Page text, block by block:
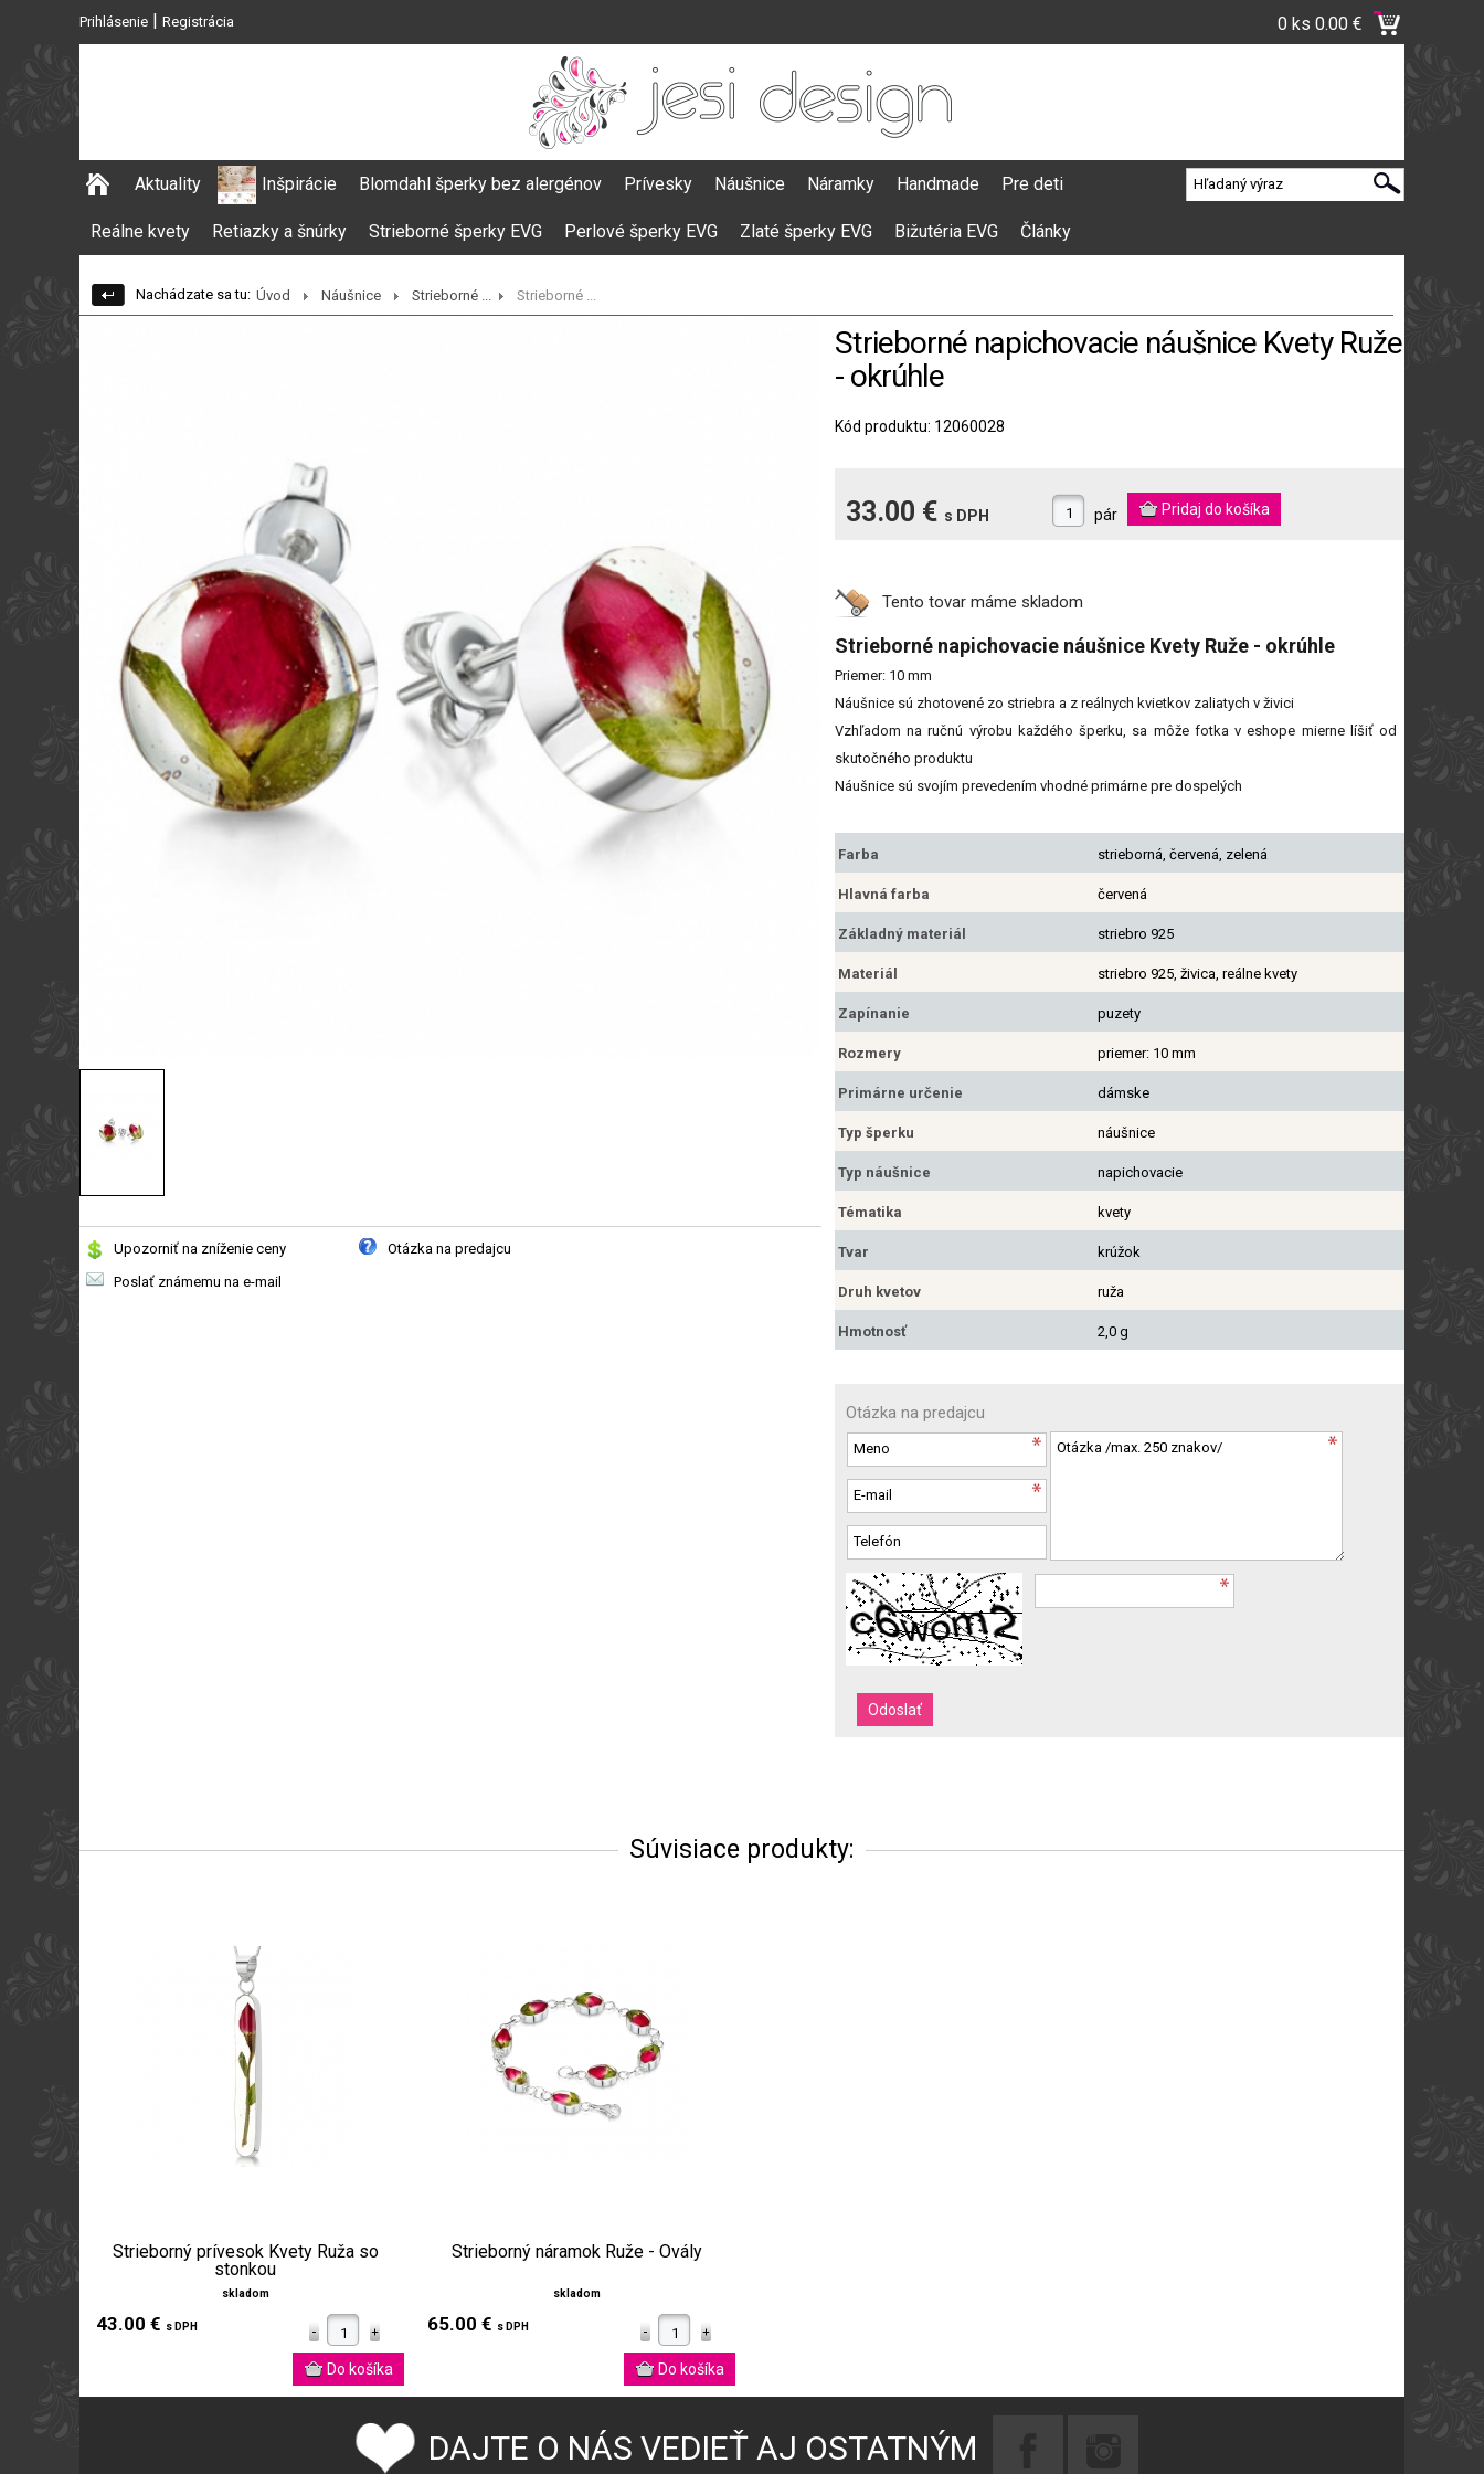
Prihlásenie | Registrácia 0 ks 0.00 €
Aktuality Inšpirácie Blomdahl šperky bez alergénov Prívesky Náušnice Náramky Handmade Pre deti
Reálne kvety Retiazky a šnúrky Strieborné šperky EVG Perlové šperky EVG Zlaté šperky EVG Bižutéria EVG Články
Nachádzate sa tu: Úvod Náušnice Strieborné ... Strieborné ...
Upozorniť na zníženie ceny
Otázka na predajcu
Poslať známemu na e-mail
Strieborné napichovacie náušnice Kvety Ruže
- okrúhle
Kód produktu: 12060028
33.00 € s DPH pár
Tento tovar máme skladom
Strieborné napichovacie náušnice Kvety Ruže - okrúhle
Priemer: 10 mm
Náušnice sú zhotovené zo striebra a z reálnych kvietkov zaliatych v živici
Vzhľadom na ručnú výrobu každého šperku, sa môže fotka v eshope mierne líšiť od
skutočného produktu
Náušnice sú svojím prevedením vhodné primárne pre dospelých
Farba strieborná, červená, zelená
Hlavná farba červená
Základný materiál striebro 925
Materiál striebro 925, živica, reálne kvety
Zapínanie puzety
Rozmery priemer: 10 mm
Primárne určenie dámske
Typ šperku náušnice
Typ náušnice napichovacie
Tématika kvety
Tvar krúžok
Druh kvetov ruža
Hmotnosť 2,0 g
Otázka na predajcu
Súvisiace produkty:
Strieborný prívesok Kvety Ruža so
stonkou
skladom
43.00 € s DPH
Strieborný náramok Ruže - Ovály
skladom
65.00 € s DPH
DAJTE O NÁS VEDIEŤ AJ OSTATNÝM